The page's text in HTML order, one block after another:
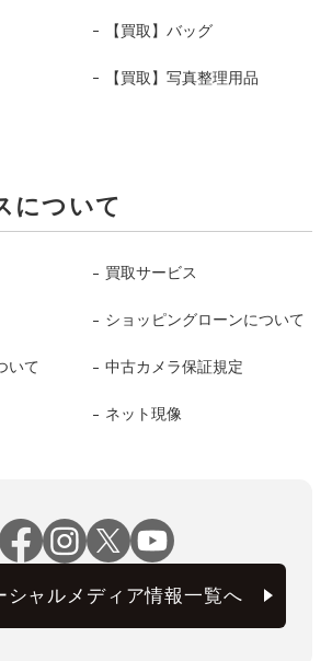
【買取】バッグ
【買取】写真整理用品
について
買取サービス
ショッピングローンについて
いて 中古カメラ保証規定
ネット現像
シャルメディア情報一覧へ